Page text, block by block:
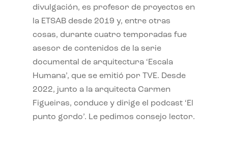
divulgación, es profesor de proyectos en
la ETSAB desde 2019 y, entre otras
cosas, durante cuatro temporadas fue
asesor de contenidos de la serie
documental de arquitectura ‘Escala
Humana’, que se emitió por TVE. Desde
2022, junto a la arquitecta Carmen
Figueiras, conduce y dirige el podcast ‘El
punto gordo’. Le pedimos consejo lector.